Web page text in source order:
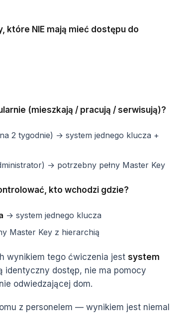
które NIE mają mieć dostępu do
(mieszkają / pracują / serwisują)?
2 tygodnie) → system jednego klucza +
→ potrzebny pełny Master Key
kto wchodzi gdzie?
→ system jednego klucza
Master Key z hierarchią
wynikiem tego ćwiczenia jest system
identyczny dostęp, nie ma pomocy
odwiedzającej dom.
z personelem — wynikiem jest niemal